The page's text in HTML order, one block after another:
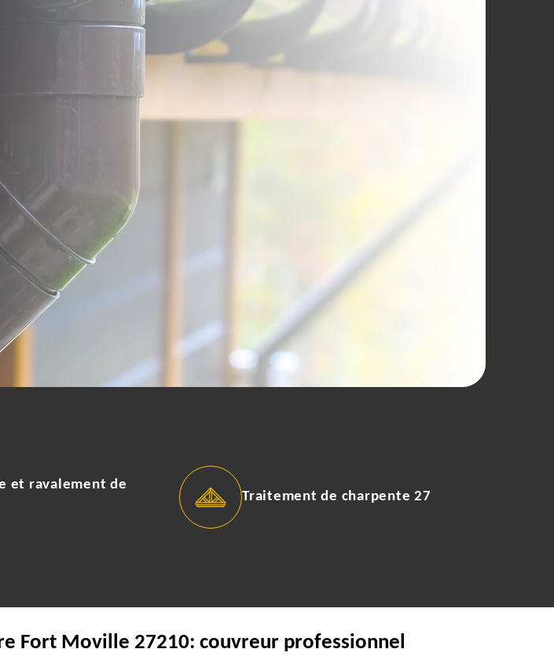
et ravalement de
Traitement de charpente 27
Fort Moville 27210: couvreur professionnel